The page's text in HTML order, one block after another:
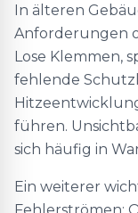
In älteren
Anforderungen
Lose Klemmen,
fehlende
führen.
sich häufig in
Ein weiterer